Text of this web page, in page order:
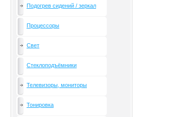
Подогрев сидений / зеркал
Процессоры
Свет
Стеклоподъёмники
Телевизоры, мониторы
Тонировка